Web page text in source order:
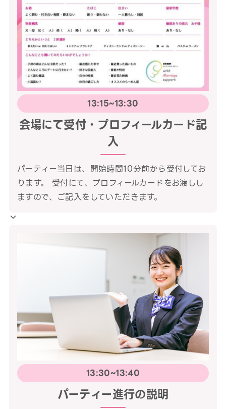
13:15~13:30
会場にて受付・プロフィールカード記
入
パーティー当日は、開始時間10分前から受付してお
ります。 受付にて、プロフィールカードをお渡しし
ますので、ご記入をしていただきます。
13:30~13:40
パーティー進行の説明